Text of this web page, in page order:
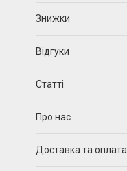
Знижки
Відгуки
Статті
Про нас
Доставка та оплата